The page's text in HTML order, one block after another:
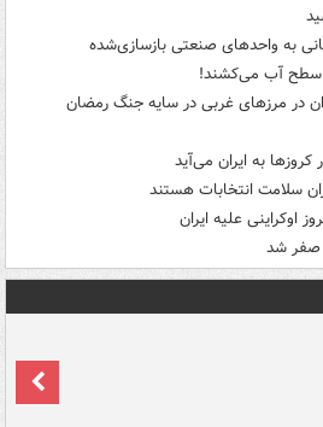
به واحدهای صنعتی بازسازی‌شده
سطح آب می‌کشند!
در مرزهای غربی در سایه جنگ رمضان
به ایران می‌آید
اوکراینی علیه ایران
صفر شد